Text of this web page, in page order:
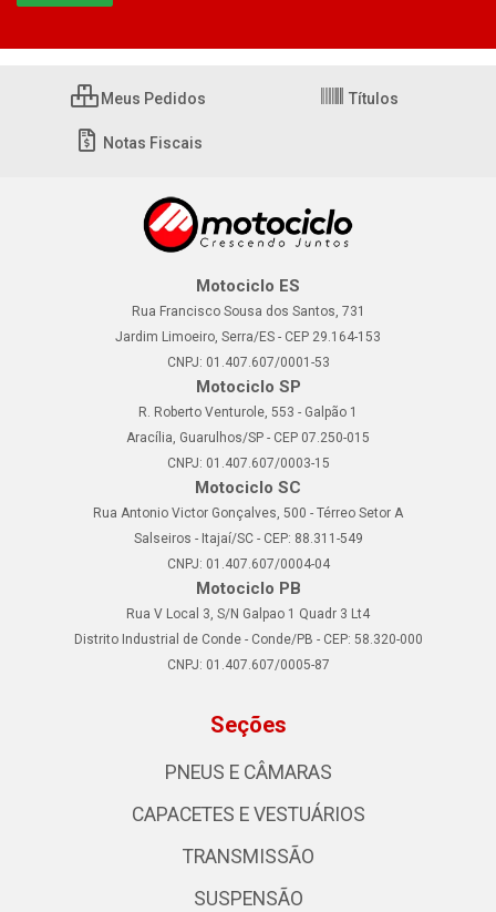
Meus Pedidos Títulos
Notas Fiscais
Motociclo ES
Rua Francisco Sousa dos Santos, 731
Jardim Limoeiro, Serra/ES - CEP 29.164-153
CNPJ: 01.407.607/0001-53
Motociclo SP
R. Roberto Venturole, 553 - Galpão 1
Aracília, Guarulhos/SP - CEP 07.250-015
CNPJ: 01.407.607/0003-15
Motociclo SC
Rua Antonio Victor Gonçalves, 500 - Térreo Setor A
Salseiros - Itajaí/SC - CEP: 88.311-549
CNPJ: 01.407.607/0004-04
Motociclo PB
Rua V Local 3, S/N Galpao 1 Quadr 3 Lt4
Distrito Industrial de Conde - Conde/PB - CEP: 58.320-000
CNPJ: 01.407.607/0005-87
Seções
PNEUS E CÂMARAS
CAPACETES E VESTUÁRIOS
TRANSMISSÃO
SUSPENSÃO